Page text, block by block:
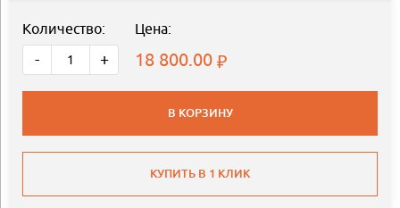
Количество:
- +
Цена:
18 800.00
В КОРЗИНУ
КУПИТЬ В 1 КЛИК